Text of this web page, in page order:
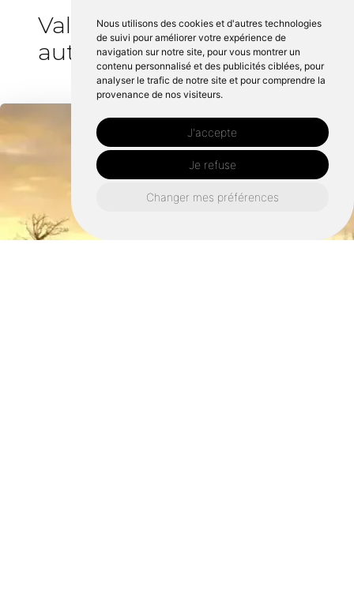
Nous utilisons des cookies et d'autres technologies
de suivi pour améliorer votre expérience de
navigation sur notre site, pour vous montrer un
contenu personnalisé et des publicités ciblées, pour
analyser le trafic de notre site et pour comprendre la
provenance de nos visiteurs.
J'accepte
Je refuse
Changer mes préférences
Valorisation chevaux
autour de Saint-brieuc :